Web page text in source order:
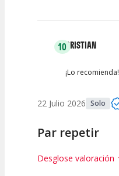
10CRISTIAN
¡Lo recomienda!
22 Julio 2026 Solo
Par repetir
Desglose valoración